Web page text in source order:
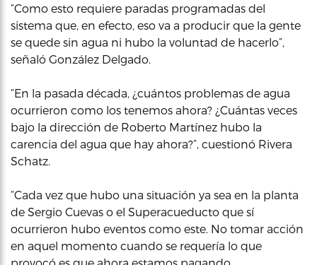
“Como esto requiere paradas programadas del
sistema que, en efecto, eso va a producir que la gente
se quede sin agua ni hubo la voluntad de hacerlo”,
señaló González Delgado.
“En la pasada década, ¿cuántos problemas de agua
ocurrieron como los tenemos ahora? ¿Cuántas veces
bajo la dirección de Roberto Martínez hubo la
carencia del agua que hay ahora?”, cuestionó Rivera
Schatz.
“Cada vez que hubo una situación ya sea en la planta
de Sergio Cuevas o el Superacueducto que sí
ocurrieron hubo eventos como este. No tomar acción
en aquel momento cuando se requería lo que
provocó es que ahora estamos pagando